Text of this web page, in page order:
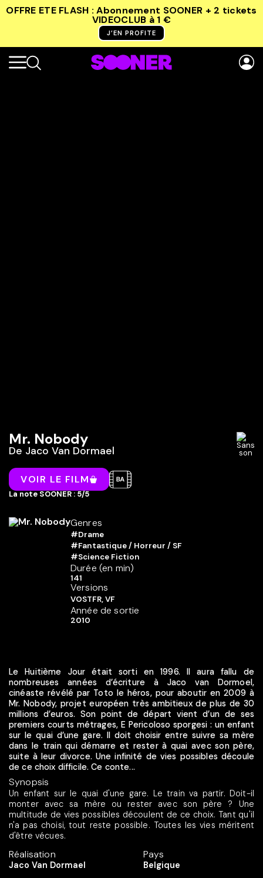
OFFRE ETE FLASH : Abonnement SOONER + 2 tickets
VIDEOCLUB à 1 €
J’EN PROFITE
Mr. Nobody
De Jaco Van Dormael
VOIR LE FILM
La note SOONER : 5/5
Genres
#Drame
#Fantastique / Horreur / SF
#Science Fiction
Durée (en min)
141
Versions
VOSTFR, VF
Année de sortie
2010
Le Huitième Jour était sorti en 1996. Il aura fallu de
nombreuses années d’écriture à Jaco van Dormoel,
cinéaste révélé par Toto le héros, pour aboutir en 2009 à
Mr. Nobody, projet européen très ambitieux de plus de 30
millions d’euros. Son point de départ vient d’un de ses
premiers courts métrages, E Pericoloso sporgesi : un enfant
sur le quai d’une gare. Il doit choisir entre suivre sa mère
dans le train qui démarre et rester à quai avec son père,
suite à leur divorce. Une infinité de vies possibles découle
de ce choix difficile. Ce conte...
Synopsis
Un enfant sur le quai d'une gare. Le train va partir. Doit-il
monter avec sa mère ou rester avec son père ? Une
multitude de vies possibles découlent de ce choix. Tant qu'il
n'a pas choisi, tout reste possible. Toutes les vies méritent
d'être vécues.
Réalisation
Jaco Van Dormael
Pays
Belgique